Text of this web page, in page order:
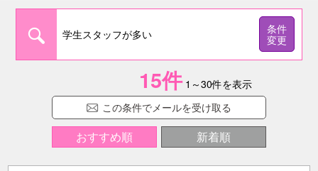
学生スタッフが多い
条件
変更
15件 1～30件を表示
この条件でメールを受け取る
おすすめ順 新着順